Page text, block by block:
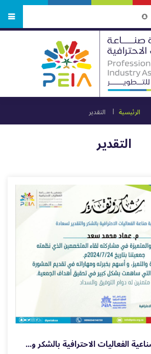
الرئيسية التقدير
التقدير
تتقدم جمعية صناعية الفعاليات الاحترافية بالشكر والتقدير